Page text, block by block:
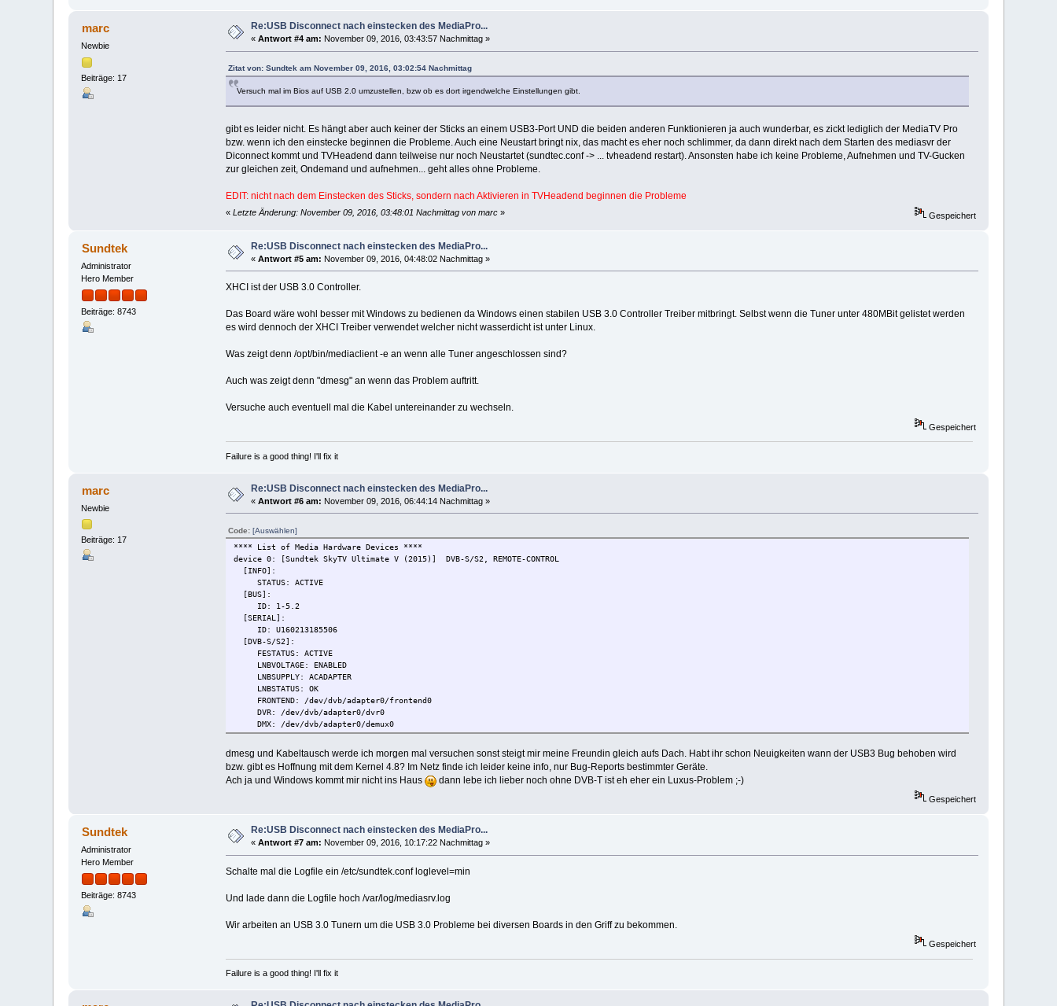
marc
Newbie
Beiträge: 17
Re:USB Disconnect nach einstecken des MediaPro...
«Antwort #4 am: November 09, 2016, 03:43:57 Nachmittag »
Zitat von: Sundtek am November 09, 2016, 03:02:54 Nachmittag
Versuch mal im Bios auf USB 2.0 umzustellen, bzw ob es dort irgendwelche Einstellungen gibt.
gibt es leider nicht. Es hängt aber auch keiner der Sticks an einem USB3-Port UND die beiden anderen Funktionieren ja auch wunderbar, es zickt lediglich der MediaTV Pro
bzw. wenn ich den einstecke beginnen die Probleme. Auch eine Neustart bringt nix, das macht es eher noch schlimmer, da dann direkt nach dem Starten des mediasvr der
Diconnect kommt und TVHeadend dann teilweise nur noch Neustartet (sundtec.conf -> ... tvheadend restart). Ansonsten habe ich keine Probleme, Aufnehmen und TV-Gucken
zur gleichen zeit, Ondemand und aufnehmen... geht alles ohne Probleme.
EDIT: nicht nach dem Einstecken des Sticks, sondern nach Aktivieren in TVHeadend beginnen die Probleme
« Letzte Änderung: November 09, 2016, 03:48:01 Nachmittag von marc» Gespeichert
Sundtek
Administrator
Hero Member
Beiträge: 8743
Re:USB Disconnect nach einstecken des MediaPro...
«Antwort #5 am: November 09, 2016, 04:48:02 Nachmittag »
XHCI ist der USB 3.0 Controller.
Das Board wäre wohl besser mit Windows zu bedienen da Windows einen stabilen USB 3.0 Controller Treiber mitbringt. Selbst wenn die Tuner unter 480MBit gelistet werden
es wird dennoch der XHCI Treiber verwendet welcher nicht wasserdicht ist unter Linux.
Was zeigt denn /opt/bin/mediaclient -e an wenn alle Tuner angeschlossen sind?
Auch was zeigt denn "dmesg" an wenn das Problem auftritt.
Versuche auch eventuell mal die Kabel untereinander zu wechseln.
Gespeichert
Failure is a good thing! I'll fix it
marc
Newbie
Beiträge: 17
Re:USB Disconnect nach einstecken des MediaPro...
«Antwort #6 am: November 09, 2016, 06:44:14 Nachmittag »
Code: [Auswählen]
**** List of Media Hardware Devices ****
device 0: [Sundtek SkyTV Ultimate V (2015)] DVB-S/S2, REMOTE-CONTROL
[INFO]:
STATUS: ACTIVE
[BUS]:
ID: 1-5.2
[SERIAL]:
ID: U160213185506
[DVB-S/S2]:
FESTATUS: ACTIVE
LNBVOLTAGE: ENABLED
LNBSUPPLY: ACADAPTER
LNBSTATUS: OK
FRONTEND: /dev/dvb/adapter0/frontend0
DVR: /dev/dvb/adapter0/dvr0
DMX: /dev/dvb/adapter0/demux0
[REMOTECONTROL]:
device 1: [Sundtek SkyTV Ultimate V (2015)] DVB-S/S2, REMOTE-CONTROL
[INFO]:
[SERIAL]:
ID: U150619122826
[DVB-S/S2]:
LNBVOLTAGE: DISABLED
LNBSTATUS: OK
DVR: /dev/dvb/adapter1/dvr0
INPUT0: /dev/mediainput1
dmesg und Kabeltausch werde ich morgen mal versuchen sonst steigt mir meine Freundin gleich aufs Dach. Habt ihr schon Neuigkeiten wann der USB3 Bug behoben wird
bzw. gibt es Hoffnung mit dem Kernel 4.8? Im Netz finde ich leider keine info, nur Bug-Reports bestimmter Geräte.
Ach ja und Windows kommt mir nicht ins Haus
dann lebe ich lieber noch ohne DVB-T ist eh eher ein Luxus-Problem ;-)
Gespeichert
Sundtek
Administrator
Hero Member
Beiträge: 8743
Re:USB Disconnect nach einstecken des MediaPro...
«Antwort #7 am: November 09, 2016, 10:17:22 Nachmittag »
Schalte mal die Logfile ein /etc/sundtek.conf loglevel=min
Und lade dann die Logfile hoch /var/log/mediasrv.log
Wir arbeiten an USB 3.0 Tunern um die USB 3.0 Probleme bei diversen Boards in den Griff zu bekommen.
Gespeichert
Failure is a good thing! I'll fix it